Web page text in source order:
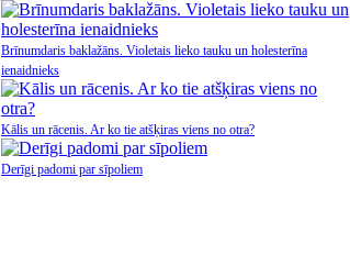
Brīnumdaris baklažāns. Violetais lieko tauku un holesterīna
ienaidnieks
Kālis un rācenis. Ar ko tie atšķiras viens no otra?
Derīgi padomi par sīpoliem